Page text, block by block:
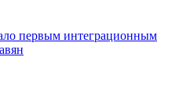
первым интеграционным